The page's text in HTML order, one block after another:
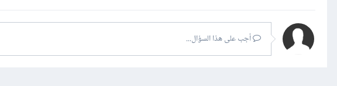
أجب على هذا السؤال...